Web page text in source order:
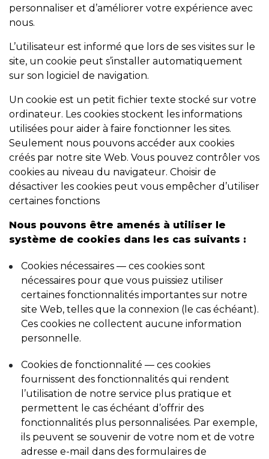
personnaliser et d’améliorer votre expérience avec
nous.
L’utilisateur est informé que lors de ses visites sur le
site, un cookie peut s’installer automatiquement
sur son logiciel de navigation.
Un cookie est un petit fichier texte stocké sur votre
ordinateur. Les cookies stockent les informations
utilisées pour aider à faire fonctionner les sites.
Seulement nous pouvons accéder aux cookies
créés par notre site Web. Vous pouvez contrôler vos
cookies au niveau du navigateur. Choisir de
désactiver les cookies peut vous empêcher d’utiliser
certaines fonctions
Nous pouvons être amenés à utiliser le
système de cookies dans les cas suivants :
Cookies nécessaires — ces cookies sont
nécessaires pour que vous puissiez utiliser
certaines fonctionnalités importantes sur notre
site Web, telles que la connexion (le cas échéant).
Ces cookies ne collectent aucune information
personnelle.
Cookies de fonctionnalité — ces cookies
fournissent des fonctionnalités qui rendent
l’utilisation de notre service plus pratique et
permettent le cas échéant d’offrir des
fonctionnalités plus personnalisées. Par exemple,
ils peuvent se souvenir de votre nom et de votre
adresse e-mail dans des formulaires de